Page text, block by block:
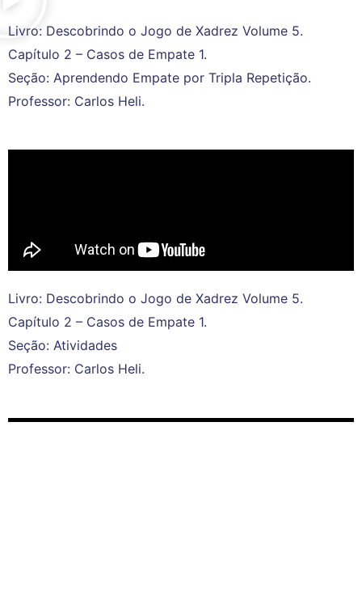
Livro: Descobrindo o Jogo de Xadrez Volume 5.
Capítulo 2 – Casos de Empate 1.
Seção: Aprendendo Empate por Tripla Repetição.
Professor: Carlos Heli.
Livro: Descobrindo o Jogo de Xadrez Volume 5.
Capítulo 2 – Casos de Empate 1.
Seção: Atividades
Professor: Carlos Heli.